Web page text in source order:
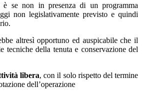
se non in presenza di un programma
non legislativamente previsto e quindi
altresì opportuno ed auspicabile che il
tecniche della tenuta e conservazione del
libera, con il solo rispetto del termine
dell’operazione